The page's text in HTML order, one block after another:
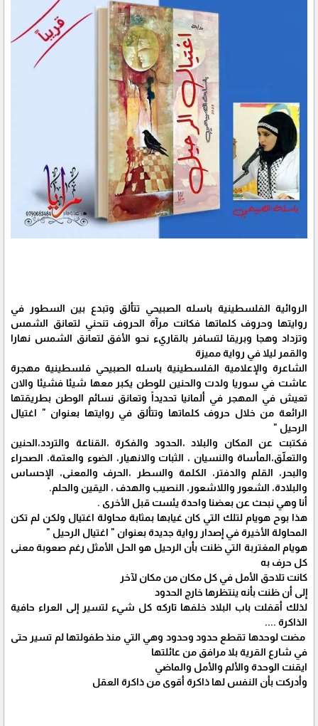
الروائية الفلسطينية باسله الصبيحي تتألق وتبدع بين السطور في
روايتها وحروف كلماتها فكانت مرآة الحروف تنحني لتعانق الشمس
وتزداد وهجا وبريقا لتسافر بالقاريء نحو الأفق لتعانق الشمس نهارا
والقمر ليلا في رواية مميزة
الشاعرة والإعلامية الفلسطينية باسله الصبيحي فلسطينية مهجرة
عاشت في سوريا ولدت والحنين للوطن يكبر معها شيئا فشيئا والان
تعيش في المهجر في ألمانيا تحديداً وتعانق نسائم الوطن بطريقتها
الرائعة من خلال حروف كلماتها وتتألق في روايتها بعنوان " اغتيال
الرحيل "
فكتبت عن المكان والبلاد ،الحدود والفكرة ،القناعة والتردد،الحنين
والتعلّق،المأساة والنسيان ، الثبات والانهيار، الضوء والعتمة، الصحراء
والبحر، القلم والدفتر، الكلمة والسطر ،الحرف والمعنى، الإحساس
والبلادة، الشعور واللاشعور، النصيب والهدف ، اليقين والحلم.
أنا وهي نبحث عن بعضنا واحدة يئست قبل الأخرى .
هذا بوح هويام لتلك التي كان غيابها بمثابة محاولة اغتيال ولكن لم تكن
المحاولة الأخيرة في إصدار رواية جديدة بعنوان " اغتيال الرحيل "
هويام المغتربة التي ظنت بأن الرحيل هو الحل الأمثل رغم صعوبة معنى
كل حرف به
كانت تلاحق الأمل في كل مكان من مكان لآخر
إلى أن ظنت بأنه ينتظرها خارج الحدود
لذلك أقفلت باب البلاد خلفها تاركه كل شيء لتسير إلى العراء حافية
الذاكرة ....
مضت لوحدها تقطع حدود وحدود وهي التي منذ طفولتها لم تسير حتى
في شارع القرية بلا مرافق من عائلتها
ايقنت الوحدة والألم والأمل والماضي
وأدركت بأن النفس لها ذاكرة أقوى من ذاكرة العقل